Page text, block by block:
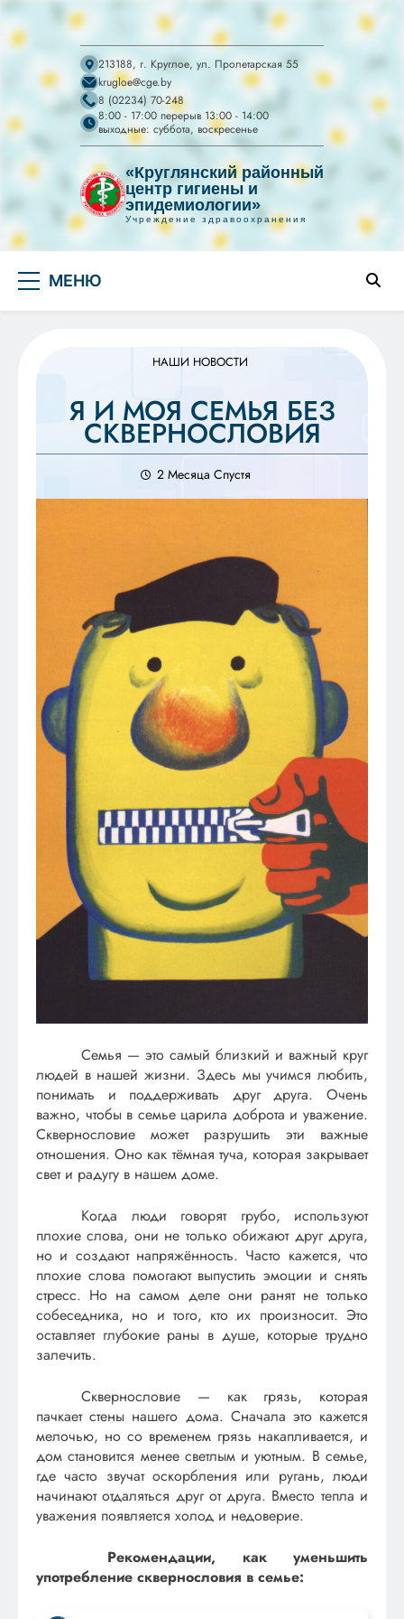
213188, г. Круглое, ул. Пролетарская 55
krugloe@cge.by
8 (02234) 70-248
8:00 - 17:00 перерыв 13:00 - 14:00
выходные: суббота, воскресенье
«Круглянский районный
центр гигиены и
эпидемиологии»
Учреждение здравоохранения
УЗ "Круглянский
райЦГЭ"
УЗ "Круглянский районный центр гигиены и
МЕНЮ
НАШИ НОВОСТИ
Я И МОЯ СЕМЬЯ БЕЗ
СКВЕРНОСЛОВИЯ
2 Месяца Спустя
Семья — это самый близкий и важный круг
людей в нашей жизни. Здесь мы учимся любить,
понимать и поддерживать друг друга. Очень
важно, чтобы в семье царила доброта и уважение.
Сквернословие может разрушить эти важные
отношения. Оно как тёмная туча, которая закрывает
свет и радугу в нашем доме.
Когда люди говорят грубо, используют
плохие слова, они не только обижают друг друга,
но и создают напряжённость. Часто кажется, что
плохие слова помогают выпустить эмоции и снять
стресс. Но на самом деле они ранят не только
собеседника, но и того, кто их произносит. Это
оставляет глубокие раны в душе, которые трудно
залечить.
Сквернословие — как грязь, которая
пачкает стены нашего дома. Сначала это кажется
мелочью, но со временем грязь накапливается, и
дом становится менее светлым и уютным. В семье,
где часто звучат оскорбления или ругань, люди
начинают отдаляться друг от друга. Вместо тепла и
уважения появляется холод и недоверие.
Рекомендации, как уменьшить
употребление сквернословия в семье: